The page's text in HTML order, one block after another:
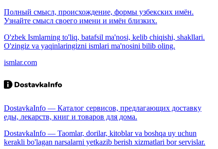
Полный смысл, происхождение, формы узбекских имён.
Узнайте смысл своего имени и имён близких.
O'zbek Ismlarning to'liq, batafsil ma'nosi, kelib chiqishi, shakllari.
O'zingiz va yaqinlaringizni ismlari ma'nosini bilib oling.
ismlar.com
DostavkaInfo — Каталог сервисов, предлагающих доставку
еды, лекарств, книг и товаров для дома.
DostavkaInfo — Taomlar, dorilar, kitoblar va boshqa uy uchun
kerakli bo'lagan narsalarni yetkazib berish xizmatlari bor servislar.